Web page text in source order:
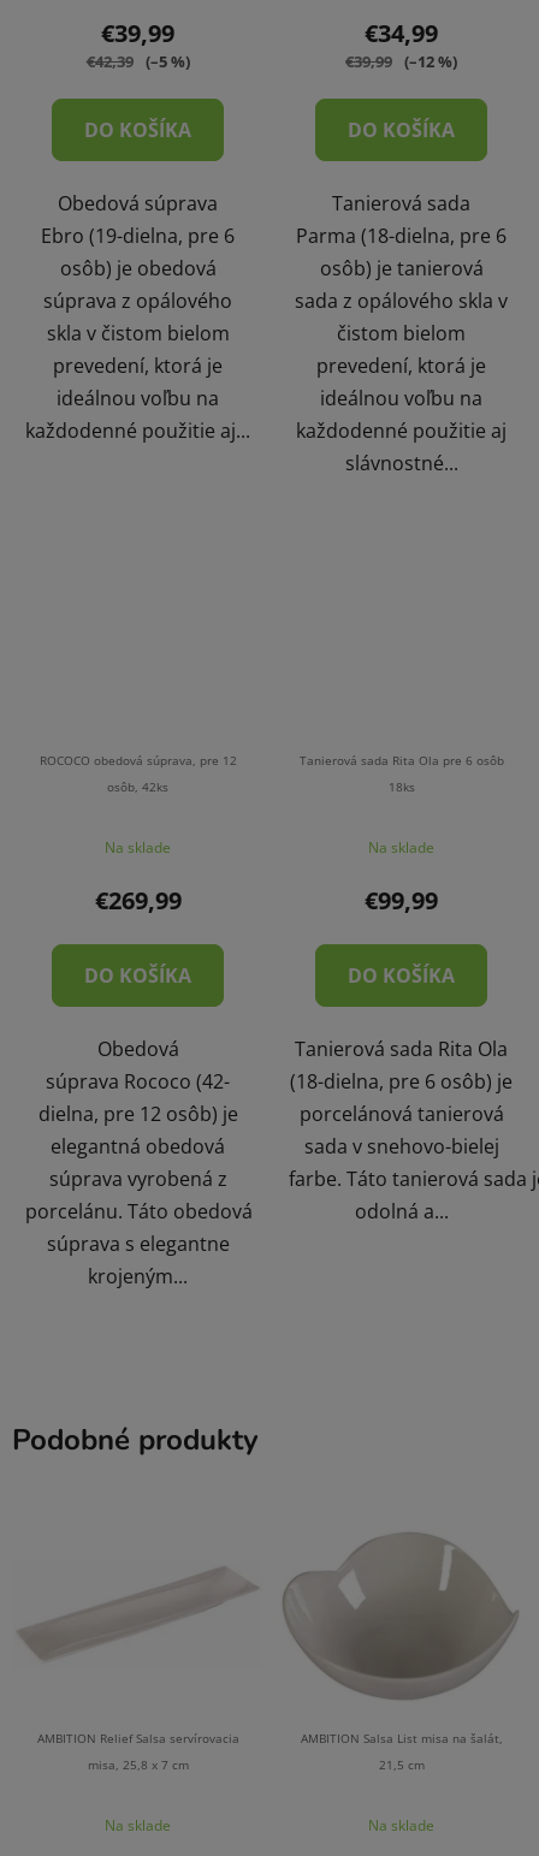
€39,99
€42,39 (–5 %)
DO KOŠÍKA
Obedová súprava
Ebro (19-dielna, pre 6
osôb) je obedová
súprava z opálového
skla v čistom bielom
prevedení, ktorá je
ideálnou voľbu na
každodenné použitie aj...
€34,99
€39,99 (–12 %)
DO KOŠÍKA
Tanierová sada
Parma (18-dielna, pre 6
osôb) je tanierová
sada z opálového skla v
čistom bielom
prevedení, ktorá je
ideálnou voľbu na
každodenné použitie aj
slávnostné...
ROCOCO obedová súprava, pre 12
osôb, 42ks
Na sklade
€269,99
DO KOŠÍKA
Obedová
súprava Rococo (42-
dielna, pre 12 osôb) je
elegantná obedová
súprava vyrobená z
porcelánu. Táto obedová
súprava s elegantne
krojeným...
Tanierová sada Rita Ola pre 6 osôb
18ks
Na sklade
€99,99
DO KOŠÍKA
Tanierová sada Rita Ola
(18-dielna, pre 6 osôb) je
porcelánová tanierová
sada v snehovo-bielej
farbe. Táto tanierová sada
odolná a...
Podobné produkty
AMBITION Relief Salsa servírovacia
misa, 25,8 x 7 cm
Na sklade
AMBITION Salsa List misa na šalát,
21,5 cm
Na sklade